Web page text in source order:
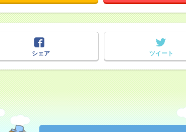
シェア
ツイート